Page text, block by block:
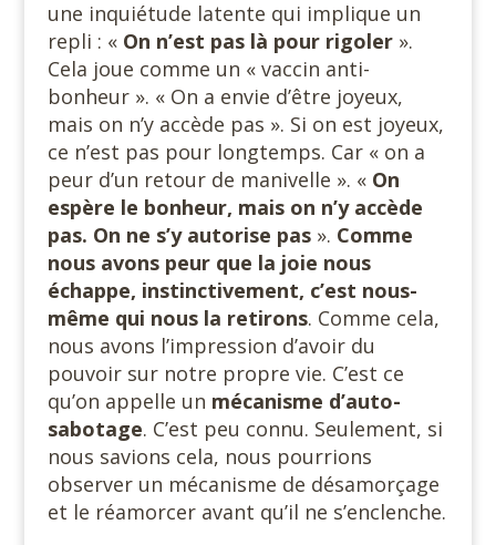
une inquiétude latente qui implique un
repli : « On n’est pas là pour rigoler ».
Cela joue comme un « vaccin anti-
bonheur ». « On a envie d’être joyeux,
mais on n’y accède pas ». Si on est joyeux,
ce n’est pas pour longtemps. Car « on a
peur d’un retour de manivelle ». « On
espère le bonheur, mais on n’y accède
pas. On ne s’y autorise pas ». Comme
nous avons peur que la joie nous
échappe, instinctivement, c’est nous-
même qui nous la retirons. Comme cela,
nous avons l’impression d’avoir du
pouvoir sur notre propre vie. C’est ce
qu’on appelle un mécanisme d’auto-
sabotage. C’est peu connu. Seulement, si
nous savions cela, nous pourrions
observer un mécanisme de désamorçage
et le réamorcer avant qu’il ne s’enclenche.